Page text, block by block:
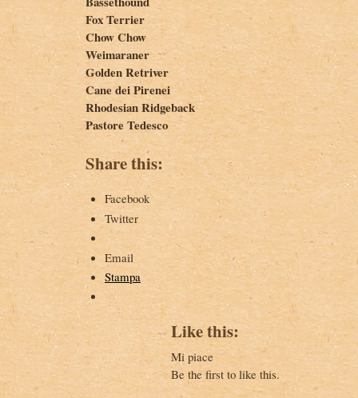
Fox Terrier
Chow Chow
Weimaraner
Golden Retriver
Cane dei Pirenei
Rhodesian Ridgeback
Pastore Tedesco
Share this:
Facebook
Twitter
Email
Stampa
Like this:
Mi piace
Be the first to like this.